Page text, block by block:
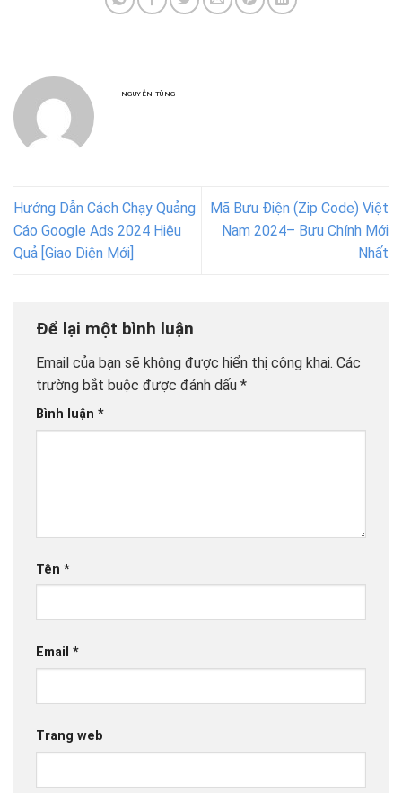
NGUYỄN TÙNG
Hướng Dẫn Cách Chạy Quảng
Cáo Google Ads 2024 Hiệu
Quả [Giao Diện Mới]
Mã Bưu Điện (Zip Code) Việt
Nam 2024– Bưu Chính Mới
Nhất
Để lại một bình luận
Email của bạn sẽ không được hiển thị công khai. Các
trường bắt buộc được đánh dấu *
Bình luận *
Tên *
Email *
Trang web